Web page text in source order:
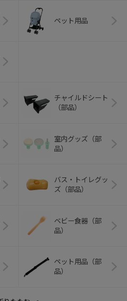
ペット用品
チャイルドシート
（部品）
室内グッズ（部
品）
バス・トイレグッ
ズ（部品）
ベビー食器（部
品）
ペット用品（部
品）